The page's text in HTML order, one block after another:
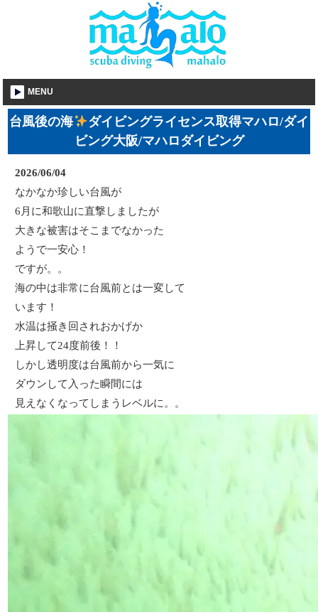
MENU
台風後の海
ダイビングライセンス取得マハロ/ダイ
ビング大阪/マハロダイビング
2026/06/04
なかなか珍しい台風が
6月に和歌山に直撃しましたが
大きな被害はそこまでなかった
ようで一安心！
ですが。。
海の中は非常に台風前とは一変して
います！
水温は掻き回されおかげか
上昇して24度前後！！
しかし透明度は台風前から一気に
ダウンして入った瞬間には
見えなくなってしまうレベルに。。